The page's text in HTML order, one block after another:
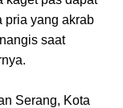
pria yang akrab
saat
Serang, Kota